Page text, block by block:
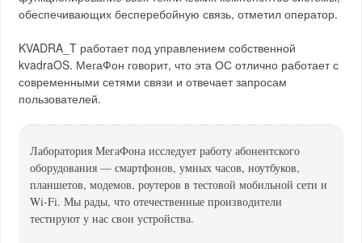
обеспечивающих бесперебойную связь, отметил оператор.
KVADRA_T работает под управлением собственной
kvadraOS. МегаФон говорит, что эта ОС отлично работает с
современными сетями связи и отвечает запросам
пользователей.
Лаборатория МегаФона исследует работу абонентского
оборудования — смартфонов, умных часов, ноутбуков,
планшетов, модемов, роутеров в тестовой мобильной сети и
Wi-Fi. Мы рады, что отечественные производители
тестируют у нас свои устройства.